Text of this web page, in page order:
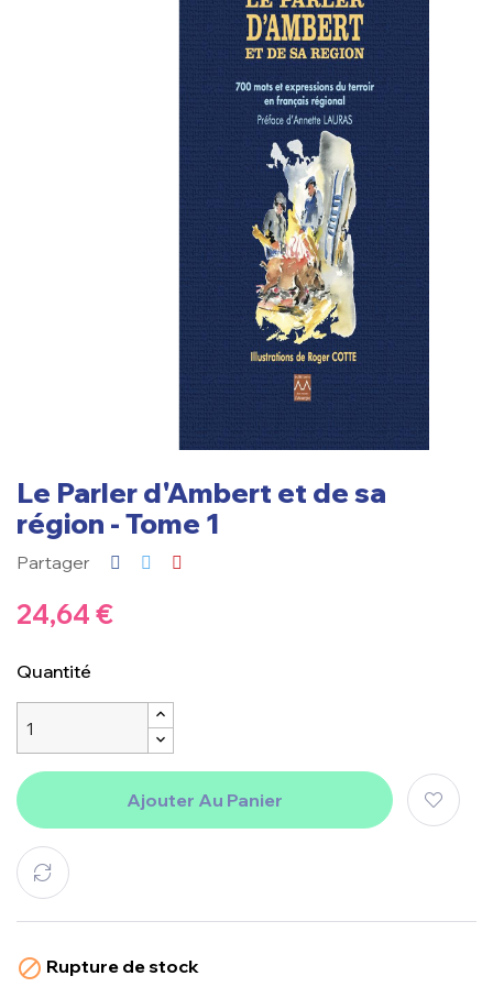
Le Parler d'Ambert et de sa
région - Tome 1
Partager
24,64 €
Quantité
Ajouter Au Panier
 Rupture de stock